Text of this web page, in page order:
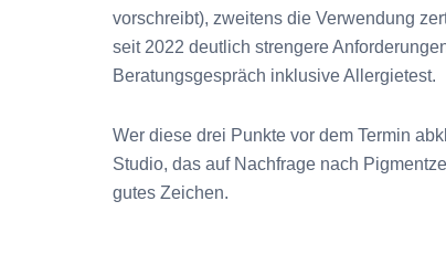
vorschreibt), zweitens die Verwendung
seit 2022 deutlich strengere
Beratungsgespräch inklusive Allergietest.
Wer diese drei Punkte vor dem Termin
Studio, das auf Nachfrage nach
gutes Zeichen.